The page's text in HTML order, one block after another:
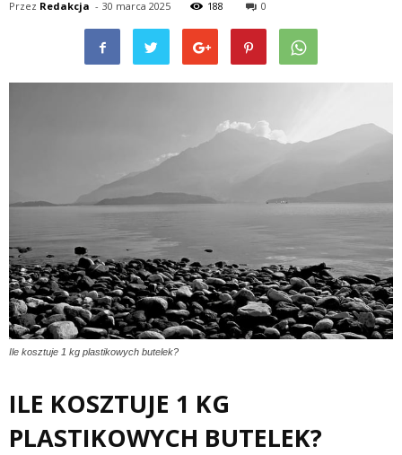
Przez Redakcja - 30 marca 2025 188 0
Ile kosztuje 1 kg plastikowych butelek?
ILE KOSZTUJE 1 KG
PLASTIKOWYCH BUTELEK?